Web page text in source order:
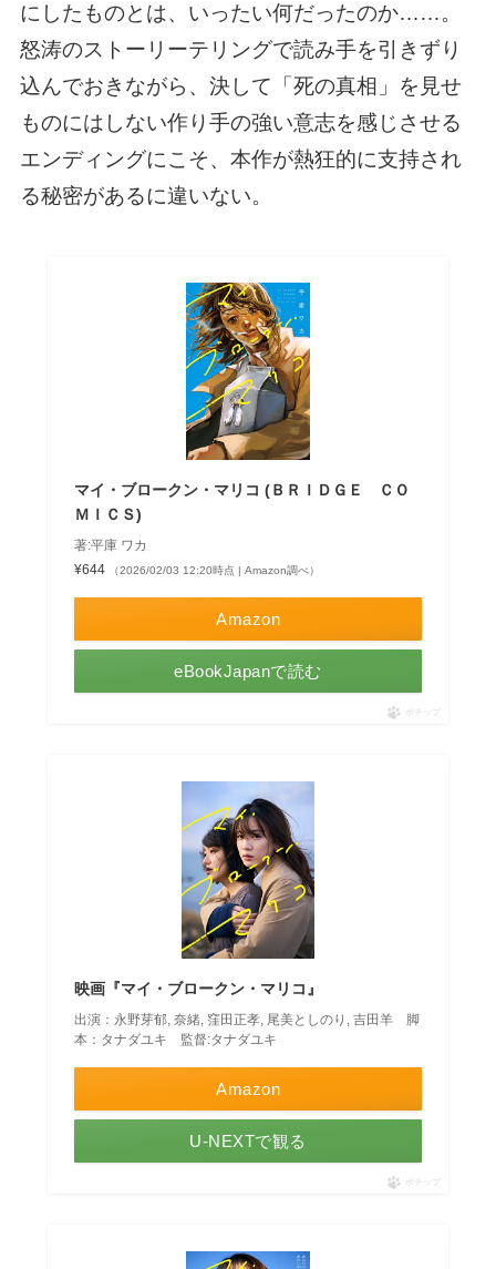
にしたものとは、いったい何だったのか……。
怒涛のストーリーテリングで読み手を引きずり
込んでおきながら、決して「死の真相」を見せ
ものにはしない作り手の強い意志を感じさせる
エンディングにこそ、本作が熱狂的に支持され
る秘密があるに違いない。
マイ・ブロークン・マリコ (ＢＲＩＤＧＥ ＣＯ
ＭＩＣＳ)
著:平庫 ワカ
¥644
（2026/02/03 12:20時点 | Amazon調べ）
Amazon
eBookJapanで読む
ポチップ
映画『マイ・ブロークン・マリコ』
出演：永野芽郁, 奈緒, 窪田正孝, 尾美としのり, 吉田羊 脚
本：タナダユキ 監督:タナダユキ
Amazon
U-NEXTで観る
ポチップ